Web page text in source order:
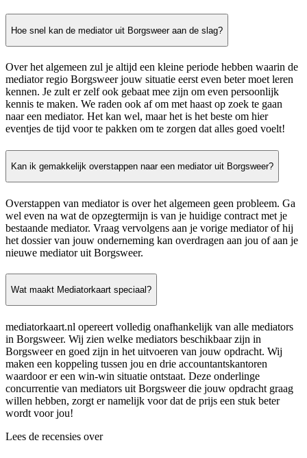
Hoe snel kan de mediator uit Borgsweer aan de slag?
Over het algemeen zul je altijd een kleine periode hebben waarin de
mediator regio Borgsweer jouw situatie eerst even beter moet leren
kennen. Je zult er zelf ook gebaat mee zijn om even persoonlijk
kennis te maken. We raden ook af om met haast op zoek te gaan
naar een mediator. Het kan wel, maar het is het beste om hier
eventjes de tijd voor te pakken om te zorgen dat alles goed voelt!
Kan ik gemakkelijk overstappen naar een mediator uit Borgsweer?
Overstappen van mediator is over het algemeen geen probleem. Ga
wel even na wat de opzegtermijn is van je huidige contract met je
bestaande mediator. Vraag vervolgens aan je vorige mediator of hij
het dossier van jouw onderneming kan overdragen aan jou of aan je
nieuwe mediator uit Borgsweer.
Wat maakt Mediatorkaart speciaal?
mediatorkaart.nl opereert volledig onafhankelijk van alle mediators
in Borgsweer. Wij zien welke mediators beschikbaar zijn in
Borgsweer en goed zijn in het uitvoeren van jouw opdracht. Wij
maken een koppeling tussen jou en drie accountantskantoren
waardoor er een win-win situatie ontstaat. Deze onderlinge
concurrentie van mediators uit Borgsweer die jouw opdracht graag
willen hebben, zorgt er namelijk voor dat de prijs een stuk beter
wordt voor jou!
Lees de recensies over